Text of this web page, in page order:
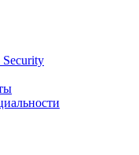
Security